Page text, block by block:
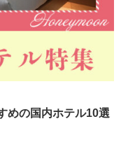
めの国内ホテル10選